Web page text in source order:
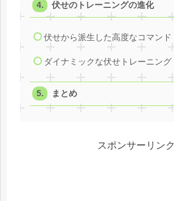
伏せのトレーニングの進化
伏せから派生した高度なコマンド
ダイナミックな伏せトレーニング
まとめ
スポンサーリンク